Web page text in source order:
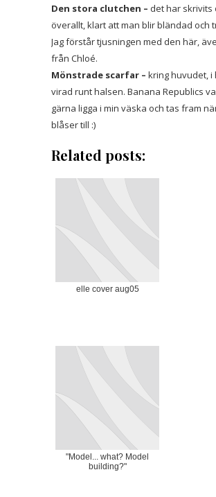
Den stora clutchen – det har skrivits
överallt, klart att man blir bländad och
Jag förstår tjusningen med den här,
från Chloé.
Mönstrade scarfar – kring huvudet, i
virad runt halsen. Banana Republics
gärna ligga i min väska och tas fram
blåser till :)
Related posts:
elle cover aug05
"Model... what? Model
building?"